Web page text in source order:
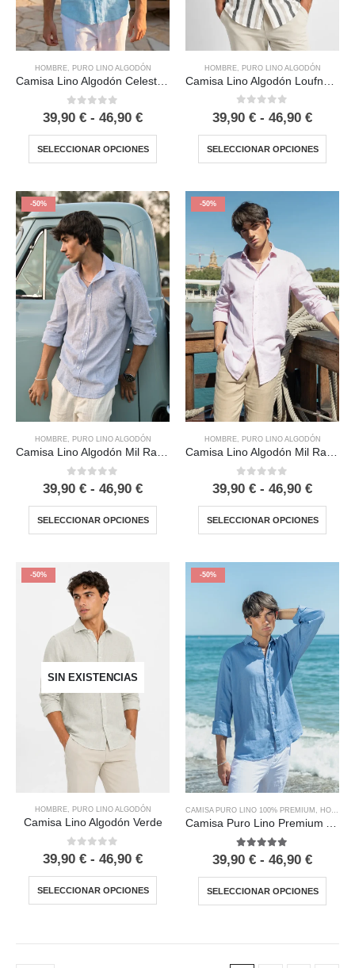
HOMBRE, PURO LINO ALGODÓN
0out of 5
39,90 € - 46,90 €
SELECCIONAR OPCIONES
HOMBRE, PURO LINO ALGODÓN
0out of 5
39,90 € - 46,90 €
SELECCIONAR OPCIONES
-50%
HOMBRE, PURO LINO ALGODÓN
0out of 5
39,90 € - 46,90 €
SELECCIONAR OPCIONES
-50%
HOMBRE, PURO LINO ALGODÓN
0out of 5
39,90 € - 46,90 €
SELECCIONAR OPCIONES
-50%
SIN EXISTENCIAS
HOMBRE, PURO LINO ALGODÓN
Camisa Lino Algodón Verde
0out of 5
39,90 € - 46,90 €
SELECCIONAR OPCIONES
-50%
CAMISA PURO LINO 100% PREMIUM HOMBRE
5.00 out of 5
39,90 € - 46,90 €
SELECCIONAR OPCIONES